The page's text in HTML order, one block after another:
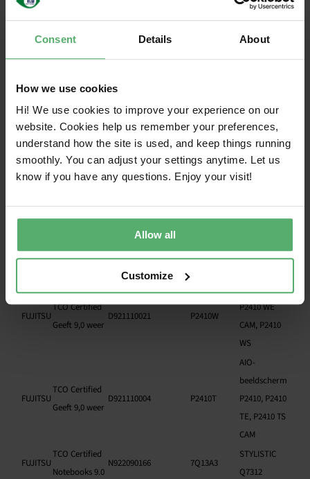
Consent Details About
How we use cookies
Hi! We use cookies to improve your experience on our
website. Cookies help us remember your preferences,
understand how the site is used, and keep things running
smoothly. You can adjust your settings anytime. Let us
know if you have any questions. Enjoy your visit!
Allow all
Customize
TCO Certified
Geeft 9,0 weer
FHD, B2711
FUJITSU
TCO Certified
Geeft 9,0 weer
D922090265
P2711 TS
QHD
TCO Certified
D923040400
E24-9
E24-9
FUJITSU D923040401 B32-9T
FUJITSU
TCO Certified
D921100002 B2410W
B2410 WE,
FUJITSU
TCO Certified
Geeft 9,0 weer
D921110021 P2410W
P2410 WE,
P2410 WE
CAM, P2410
WS
FUJITSU
TCO Certified
Geeft 9,0 weer
D921110004 P2410T
AIO-
beeldscherm
P2410, P2410
TE, P2410 TS
CAM
FUJITSU
TCO Certified
Notebooks 9.0
N922090166 7Q13A3
STYLISTIC
Q7312